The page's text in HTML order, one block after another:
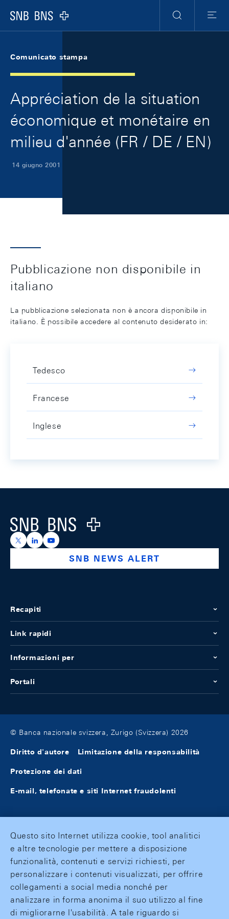
Logo
Ricerca
Menu
Comunicato stampa
Appréciation de la situation
économique et monétaire en
milieu d'année (FR / DE / EN)
14 giugno 2001
Pubblicazione non disponibile in
italiano
La pubblicazione selezionata non è ancora disponibile in
italiano. È possibile accedere al contenuto desiderato in:
Tedesco
Francese
Inglese
Logo
https://x.com/snb_bns
https://ch.linkedin.com/company/swiss-national-
https://www.youtube.com/@swissnationalbank
SNB NEWS ALERT
Recapiti
Link rapidi
Informazioni per
Portali
© Banca nazionale svizzera, Zurigo (Svizzera) 2026
Diritto d'autore Limitazione della responsabilità
Protezione dei dati
E-mail, telefonate e siti Internet fraudolenti
Questo sito Internet utilizza cookie, tool analitici
e altre tecnologie per mettere a disposizione
funzionalità, contenuti e servizi richiesti, per
personalizzare i contenuti visualizzati, per offrire
collegamenti a social media nonché per
analizzare in forma anonima il suo utilizzo al fine
di migliorarne l'usabilità. A tale riguardo si